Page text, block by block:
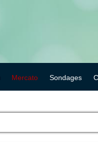
Mercato Sondages